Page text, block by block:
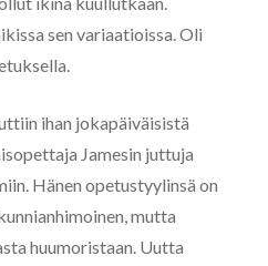
sen variaatioissa. Oli
ihan jokapäiväisistä
Jamesin juttuja
Hänen opetustyylinsä on
mutta
huumoristaan. Uutta